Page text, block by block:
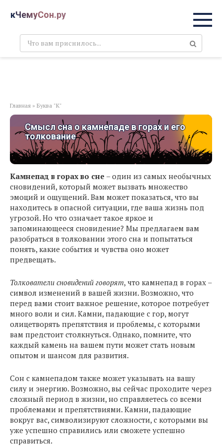
кЧемуСон.ру
Поиск:
Главная » Буква "К"
Смысл сна о камнепаде в горах и его
толкование
Камнепад в горах во сне – один из самых необычных
сновидений, который может вызвать множество
эмоций и ощущений. Вам может показаться, что вы
находитесь в опасной ситуации, где ваша жизнь под
угрозой. Но что означает такое яркое и
запоминающееся сновидение? Мы предлагаем вам
разобраться в толковании этого сна и попытаться
понять, какие события и чувства оно может
предвещать.
Толкователи сновидений говорят, что камнепад в горах –
символ изменений в вашей жизни. Возможно, что
перед вами стоит важное решение, которое потребует
много воли и сил. Камни, падающие с гор, могут
олицетворять препятствия и проблемы, с которыми
вам предстоит столкнуться. Однако, помните, что
каждый камень на вашем пути может стать новым
опытом и шансом для развития.
Сон с камнепадом также может указывать на вашу
силу и энергию. Возможно, вы сейчас проходите через
сложный период в жизни, но справляетесь со всеми
проблемами и препятствиями. Камни, падающие
вокруг вас, символизируют сложности, с которыми вы
уже успешно справились или сможете успешно
справиться.